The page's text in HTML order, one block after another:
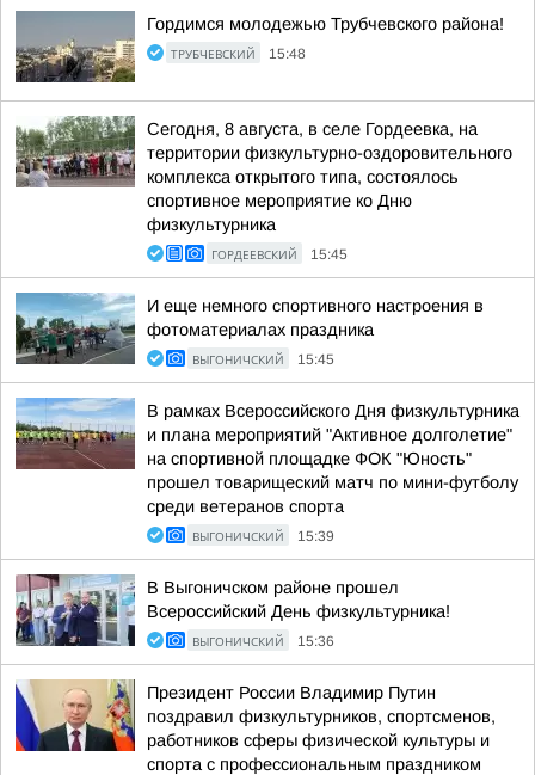
Гордимся молодежью Трубчевского района!
ТРУБЧЕВСКИЙ 15:48
Сегодня, 8 августа, в селе Гордеевка, на
территории физкультурно-оздоровительного
комплекса открытого типа, состоялось
спортивное мероприятие ко Дню
физкультурника
ГОРДЕЕВСКИЙ 15:45
И еще немного спортивного настроения в
фотоматериалах праздника
ВЫГОНИЧСКИЙ 15:45
В рамках Всероссийского Дня физкультурника
и плана мероприятий "Активное долголетие"
на спортивной площадке ФОК "Юность"
прошел товарищеский матч по мини-футболу
среди ветеранов спорта
ВЫГОНИЧСКИЙ 15:39
В Выгоничском районе прошел
Всероссийский День физкультурника!
ВЫГОНИЧСКИЙ 15:36
Президент России Владимир Путин
поздравил физкультурников, спортсменов,
работников сферы физической культуры и
спорта с профессиональным праздником